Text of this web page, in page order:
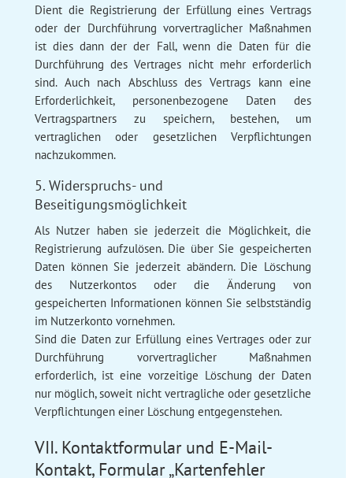
Dient die Registrierung der Erfüllung eines Vertrags
oder der Durchführung vorvertraglicher Maßnahmen
ist dies dann der der Fall, wenn die Daten für die
Durchführung des Vertrages nicht mehr erforderlich
sind. Auch nach Abschluss des Vertrags kann eine
Erforderlichkeit, personenbezogene Daten des
Vertragspartners zu speichern, bestehen, um
vertraglichen oder gesetzlichen Verpflichtungen
nachzukommen.
5. Widerspruchs- und
Beseitigungsmöglichkeit
Als Nutzer haben sie jederzeit die Möglichkeit, die
Registrierung aufzulösen. Die über Sie gespeicherten
Daten können Sie jederzeit abändern. Die Löschung
des Nutzerkontos oder die Änderung von
gespeicherten Informationen können Sie selbstständig
im Nutzerkonto vornehmen.
Sind die Daten zur Erfüllung eines Vertrages oder zur
Durchführung vorvertraglicher Maßnahmen
erforderlich, ist eine vorzeitige Löschung der Daten
nur möglich, soweit nicht vertragliche oder gesetzliche
Verpflichtungen einer Löschung entgegenstehen.
VII. Kontaktformular und E-Mail-
Kontakt, Formular „Kartenfehler